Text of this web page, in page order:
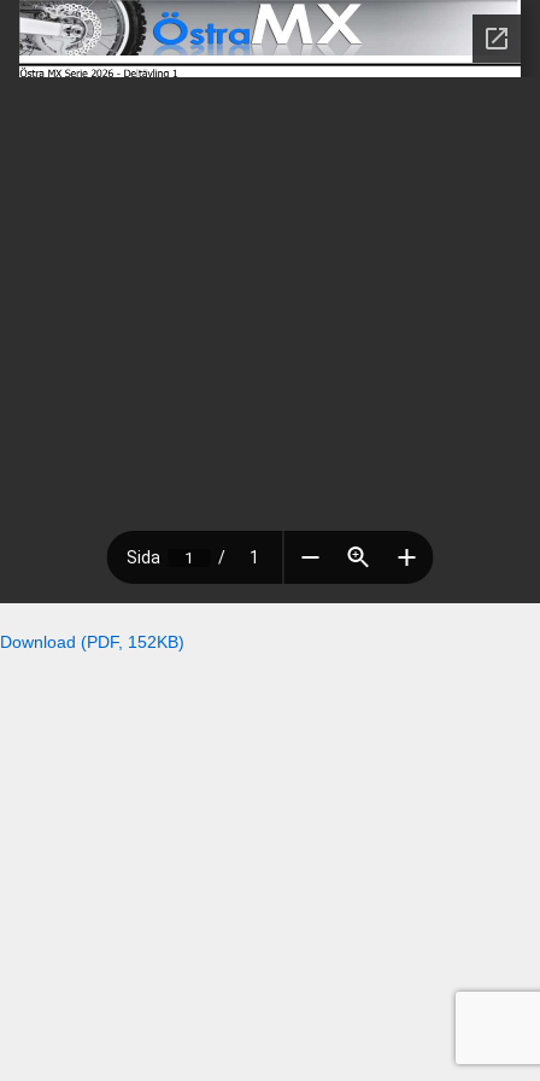
Download (PDF, 152KB)